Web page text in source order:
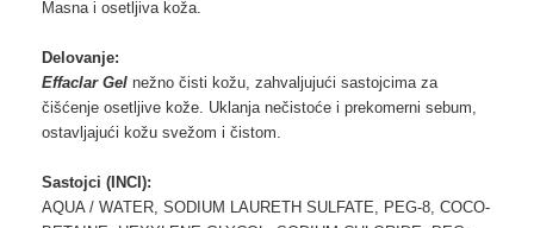
Masna i osetljiva koža.
Delovanje:
Effaclar Gel nežno čisti kožu, zahvaljujući sastojcima za
čišćenje osetljive kože. Uklanja nečistoće i prekomerni sebum,
ostavljajući kožu svežom i čistom.
Sastojci (INCI):
AQUA / WATER, SODIUM LAURETH SULFATE, PEG-8, COCO-